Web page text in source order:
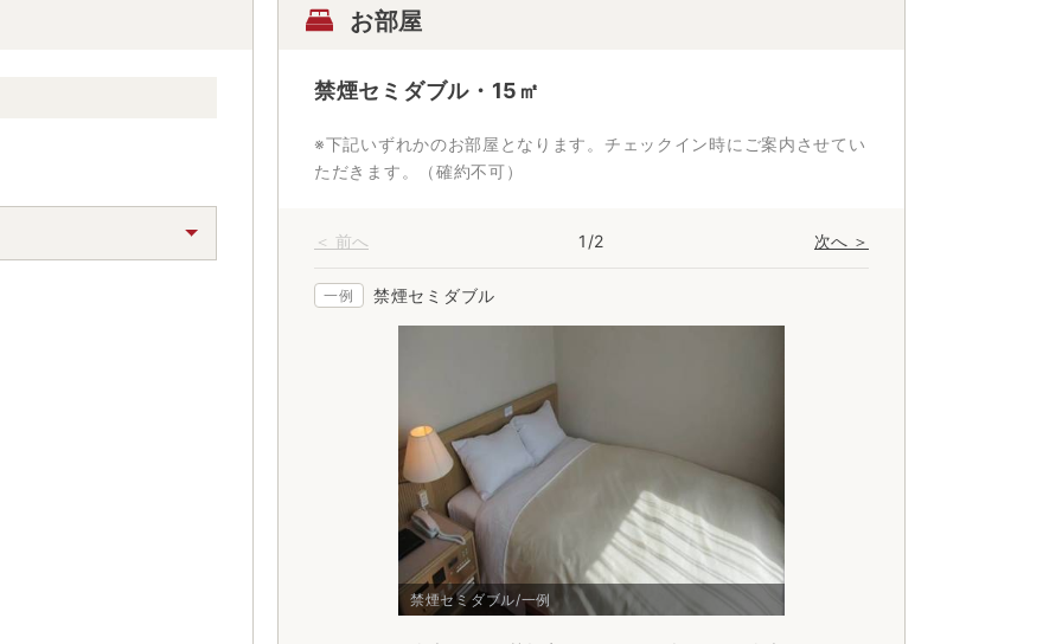
お部屋
禁煙セミダブル・15㎡
※下記いずれかのお部屋となります。チェックイン時にご案内させてい
ただきます。（確約不可）
＜ 前へ 1/2 次へ ＞
一例 禁煙セミダブル
禁煙セミダブル/一例